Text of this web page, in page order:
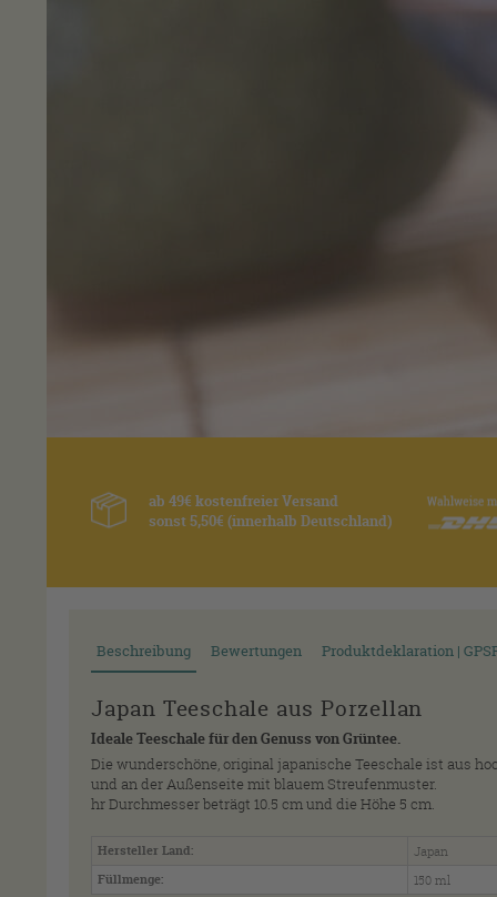
ab 49€ kostenfreier Versand
sonst 5,50€ (innerhalb Deutschland)
Beschreibung Bewertungen Produktdeklaration |
Japan Teeschale aus Porzellan
Ideale Teeschale für den Genuss von Grüntee.
Die wunderschöne, original japanische Teeschale ist aus
und an der Außenseite mit blauem Streufenmuster.
hr Durchmesser beträgt 10.5 cm und die Höhe 5 cm.
Hersteller Land: Japan
Füllmenge: 150 ml